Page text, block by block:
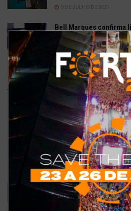
9 DE JULHO DE 2021
Bell Marques confirma
repertório do show ‘Só
6 DE ABRIL DE 2020
Enquetes
Como está o
Excelente
Pode ser melhorado
Sem comentários